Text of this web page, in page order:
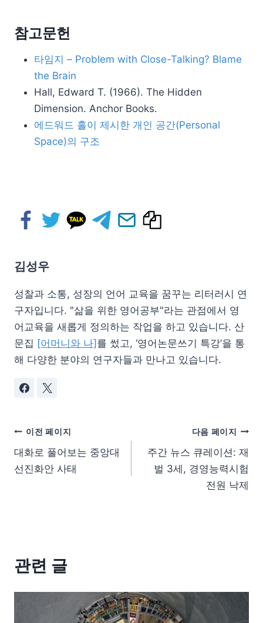
참고문헌
타임지 – Problem with Close-Talking? Blame
the Brain
Hall, Edward T. (1966). The Hidden
Dimension. Anchor Books.
에드워드 홀이 제시한 개인 공간(Personal
Space)의 구조
김성우
성찰과 소통, 성장의 언어 교육을 꿈꾸는 리터러시 연
구자입니다. "삶을 위한 영어공부"라는 관점에서 영
어교육을 새롭게 정의하는 작업을 하고 있습니다. 산
문집 [어머니와 나] 를 썼고, ‘영어논문쓰기 특강’을 통
해 다양한 분야의 연구자들과 만나고 있습니다.
이전 페이지
대화로 풀어보는 중앙대
선진화안 사태
다음 페이지
주간 뉴스 큐레이션: 재
벌 3세, 경영능력시험
전원 낙제
관련 글